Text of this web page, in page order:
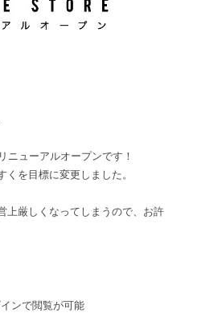
ニューアルオープンです！
くを目標に変更しました。
上厳しくなってしまうので、お許
ンで閲覧が可能